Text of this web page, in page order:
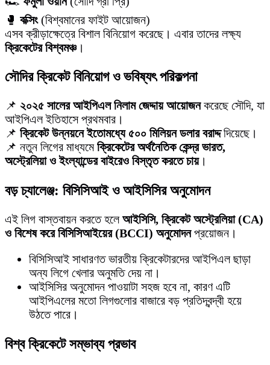
🥊 বক্সিং(বিশ্বমানের ফাইট আয়োজন)
এসব ক্রীড়াক্ষেত্রে বিশাল বিনিয়োগ করেছে। এবার তাদের লক্ষ্য
ক্রিকেটের বিশ্বমঞ্চ।
সৌদির ক্রিকেট বিনিয়োগ ও ভবিষ্যৎ পরিকল্পনা
📌 ২০২৫ সালের আইপিএল নিলাম জেদ্দায় আয়োজনকরেছে সৌদি, যা
আইপিএল ইতিহাসে প্রথমবার।
📌 ক্রিকেট উন্নয়নে ইতোমধ্যে ৫০০ মিলিয়ন ডলার বরাদ্দদিয়েছে।
📌 নতুন লিগের মাধ্যমেক্রিকেটের অর্থনৈতিক কেন্দ্র ভারত,
অস্ট্রেলিয়া ও ইংল্যান্ডের বাইরেও বিস্তৃত করতে চায়।
বড় চ্যালেঞ্জ: বিসিসিআই ও আইসিসির অনুমোদন
এই লিগ বাস্তবায়ন করতে হলেআইসিসি, ক্রিকেট অস্ট্রেলিয়া (CA)
ও বিশেষ করে বিসিসিআইয়ের (BCCI) অনুমোদনপ্রয়োজন।
বিসিসিআই সাধারণত ভারতীয় ক্রিকেটারদের আইপিএল ছাড়া
অন্য লিগে খেলার অনুমতি দেয় না।
আইসিসির অনুমোদন পাওয়াটা সহজ হবে না, কারণ এটি
আইপিএলের মতো লিগগুলোর বাজারে বড় প্রতিদ্বন্দ্বী হয়ে
উঠতে পারে।
বিশ্ব ক্রিকেটে সম্ভাব্য প্রভাব